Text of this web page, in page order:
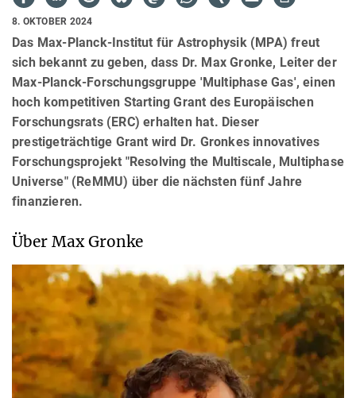
8. OKTOBER 2024
Das Max-Planck-Institut für Astrophysik (MPA) freut
sich bekannt zu geben, dass Dr. Max Gronke, Leiter der
Max-Planck-Forschungsgruppe 'Multiphase Gas', einen
hoch kompetitiven Starting Grant des Europäischen
Forschungsrats (ERC) erhalten hat. Dieser
prestigeträchtige Grant wird Dr. Gronkes innovatives
Forschungsprojekt "Resolving the Multiscale, Multiphase
Universe" (ReMMU) über die nächsten fünf Jahre
finanzieren.
Über Max Gronke